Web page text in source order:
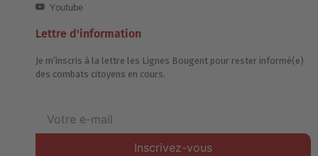
Youtube
Lettre d'information
Je m’inscris à la lettre les Lignes Bougent pour rester informé(e)
des combats citoyens en cours.
Inscrivez-vous